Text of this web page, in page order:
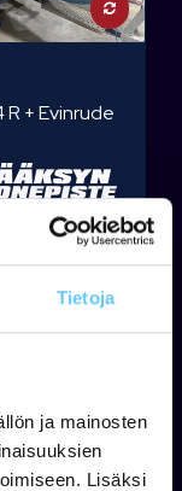
Tietoja
ja mainosten
Lisäksi
R + Evinrude